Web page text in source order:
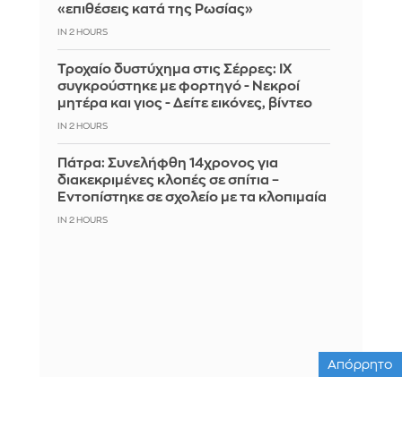
«επιθέσεις κατά της Ρωσίας»
IN 2 HOURS
Τροχαίο δυστύχημα στις Σέρρες: ΙΧ
συγκρούστηκε με φορτηγό - Νεκροί
μητέρα και γιος - Δείτε εικόνες, βίντεο
IN 2 HOURS
Πάτρα: Συνελήφθη 14χρονος για
διακεκριμένες κλοπές σε σπίτια –
Εντοπίστηκε σε σχολείο με τα κλοπιμαία
IN 2 HOURS
Απόρρητο